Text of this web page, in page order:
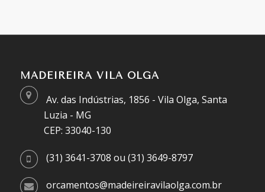
MADEIREIRA VILA OLGA
Av. das Indústrias, 1856 - Vila Olga, Santa
Luzia - MG
CEP: 33040-130
(31) 3641-3708 ou (31) 3649-8797
orcamentos@madeireiravilaolga.com.br